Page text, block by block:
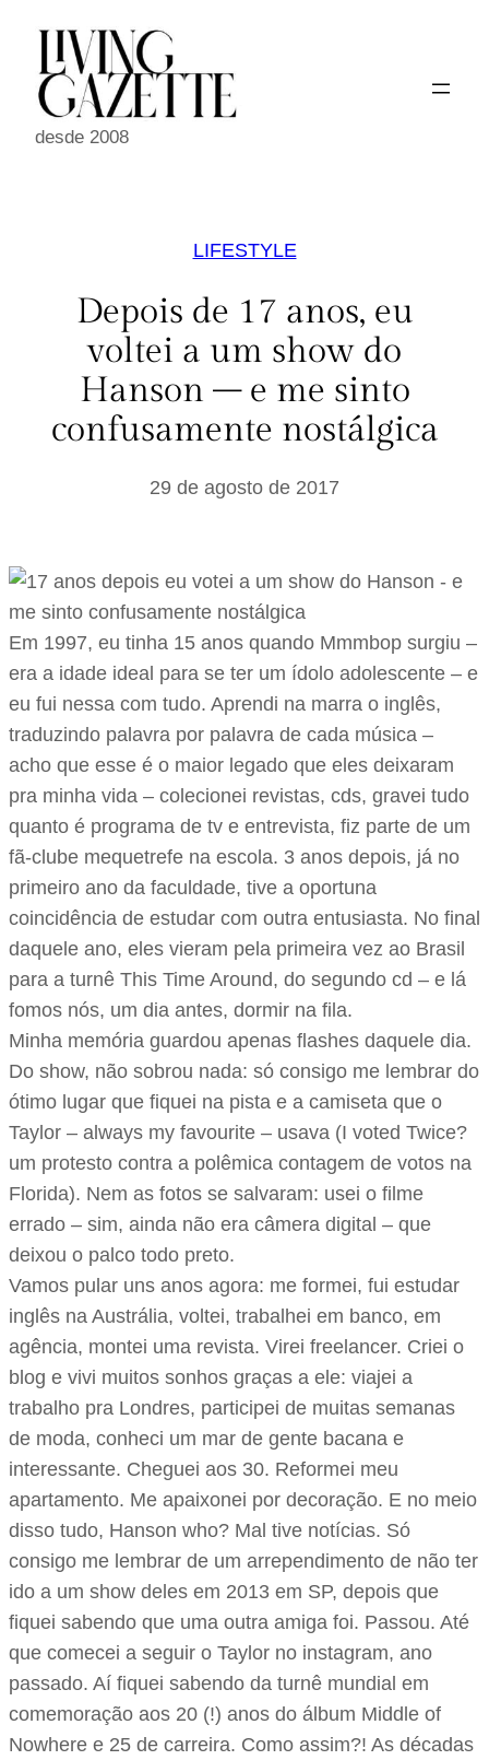
conteúdo
desde 2008
LIFESTYLE
Depois de 17 anos, eu
voltei a um show do
Hanson – e me sinto
confusamente nostálgica
29 de agosto de 2017
Em 1997, eu tinha 15 anos quando Mmmbop surgiu –
era a idade ideal para se ter um ídolo adolescente – e
eu fui nessa com tudo. Aprendi na marra o inglês,
traduzindo palavra por palavra de cada música –
acho que esse é o maior legado que eles deixaram
pra minha vida – colecionei revistas, cds, gravei tudo
quanto é programa de tv e entrevista, fiz parte de um
fã-clube mequetrefe na escola. 3 anos depois, já no
primeiro ano da faculdade, tive a oportuna
coincidência de estudar com outra entusiasta. No final
daquele ano, eles vieram pela primeira vez ao Brasil
para a turnê This Time Around, do segundo cd – e lá
fomos nós, um dia antes, dormir na fila.
Minha memória guardou apenas flashes daquele dia.
Do show, não sobrou nada: só consigo me lembrar do
ótimo lugar que fiquei na pista e a camiseta que o
Taylor – always my favourite – usava (I voted Twice?
um protesto contra a polêmica contagem de votos na
Florida). Nem as fotos se salvaram: usei o filme
errado – sim, ainda não era câmera digital – que
deixou o palco todo preto.
Vamos pular uns anos agora: me formei, fui estudar
inglês na Austrália, voltei, trabalhei em banco, em
agência, montei uma revista. Virei freelancer. Criei o
blog e vivi muitos sonhos graças a ele: viajei a
trabalho pra Londres, participei de muitas semanas
de moda, conheci um mar de gente bacana e
interessante. Cheguei aos 30. Reformei meu
apartamento. Me apaixonei por decoração. E no meio
disso tudo, Hanson who? Mal tive notícias. Só
consigo me lembrar de um arrependimento de não ter
ido a um show deles em 2013 em SP, depois que
fiquei sabendo que uma outra amiga foi. Passou. Até
que comecei a seguir o Taylor no instagram, ano
passado. Aí fiquei sabendo da turnê mundial em
comemoração aos 20 (!) anos do álbum Middle of
Nowhere e 25 de carreira. Como assim?! As décadas